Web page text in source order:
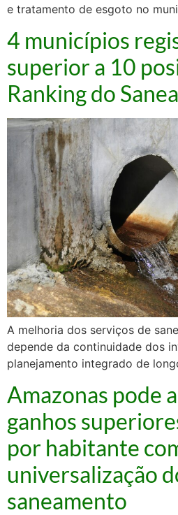
e tratamento de esgoto no
4 municípios
superior a 10
Ranking do
A melhoria dos serviços de
depende da continuidade dos
planejamento integrado de
Amazonas pode
ganhos
por habitante
universalização
saneamento